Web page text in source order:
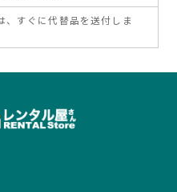
、すぐに代替品を送付しま